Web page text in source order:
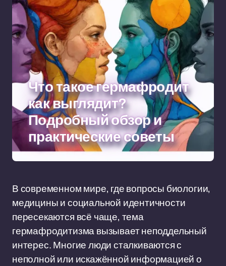
Что такое гермафродит
как выглядит?
Подробный обзор и
практические советы
В современном мире, где вопросы биологии,
медицины и социальной идентичности
пересекаются всё чаще, тема
гермафродитизма вызывает неподдельный
интерес. Многие люди сталкиваются с
неполной или искажённой информацией о